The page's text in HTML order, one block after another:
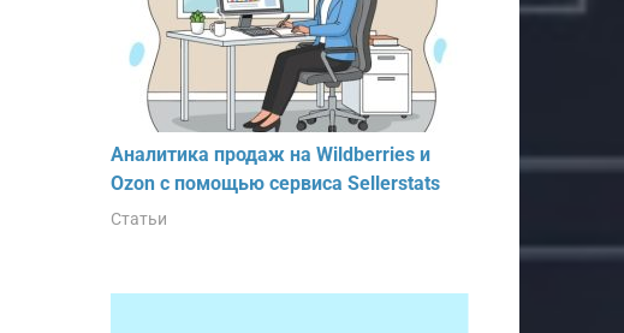
Аналитика продаж на Wildberries и
Ozon с помощью сервиса Sellerstats
Статьи